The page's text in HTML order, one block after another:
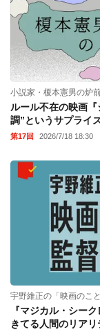
小説家・榎本憲男の炉
ルール不在の映画
調”というサプライ
第17回 2026/7/18 18:30
宇野維正の「映画のこ
『マジカル・シー
きてる人間のリア